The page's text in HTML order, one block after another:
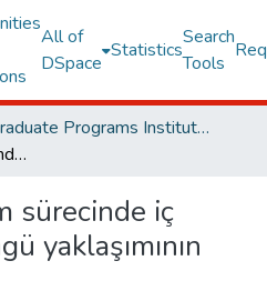
All of
DSpace
Statistics
Search
Tools
Graduate Programs Institute Thesis Collection
Bağımsız denetim sürecinde iç kontrole dair döngü yaklaşımının uygulanması
sürecinde iç
yaklaşımının